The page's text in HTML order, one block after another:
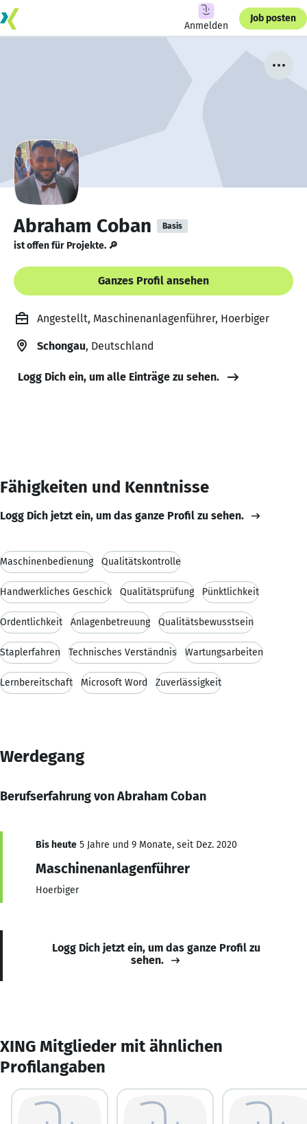
Anmelden
Job posten
Abraham Coban Basis
ist offen für Projekte. 🔎
Ganzes Profil ansehen
Angestellt, Maschinenanlagenführer, Hoerbiger
Schongau, Deutschland
Logg Dich ein, um alle Einträge zu sehen.
Fähigkeiten und Kenntnisse
Logg Dich jetzt ein, um das ganze Profil zu sehen.
Maschinenbedienung Qualitätskontrolle
Handwerkliches Geschick Qualitätsprüfung Pünktlichkeit
Ordentlichkeit Anlagenbetreuung Qualitätsbewusstsein
Staplerfahren Technisches Verständnis Wartungsarbeiten
Lernbereitschaft Microsoft Word Zuverlässigkeit
Werdegang
Berufserfahrung von Abraham Coban
Bis heute 5 Jahre und 9 Monate, seit Dez. 2020
Maschinenanlagenführer
Hoerbiger
Logg Dich jetzt ein, um das ganze Profil zu
sehen.
XING Mitglieder mit ähnlichen
Profilangaben